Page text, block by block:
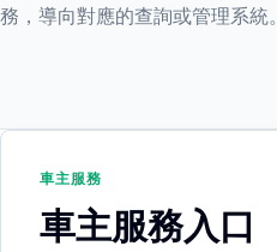
務，導向對應的查詢或管理系統。
車主服務
車主服務入口